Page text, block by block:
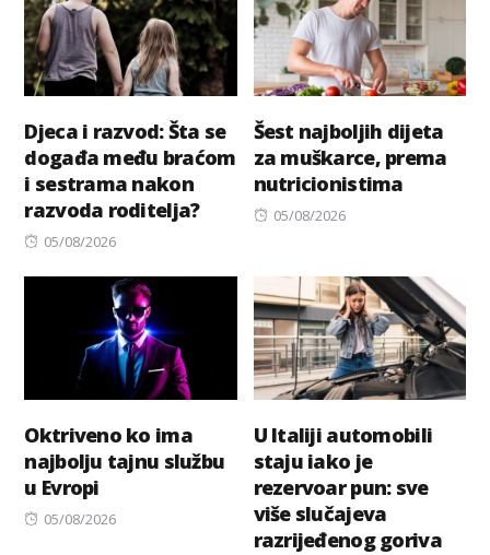
Djeca i razvod: Šta se
događa među braćom
i sestrama nakon
razvoda roditelja?
Posted
05/08/2026
Šest najboljih dijeta
za muškarce, prema
nutricionistima
Posted
05/08/2026
Oktriveno ko ima
najbolju tajnu službu
u Evropi
Posted
05/08/2026
U Italiji automobili
staju iako je
rezervoar pun: sve
više slučajeva
razrijeđenog goriva